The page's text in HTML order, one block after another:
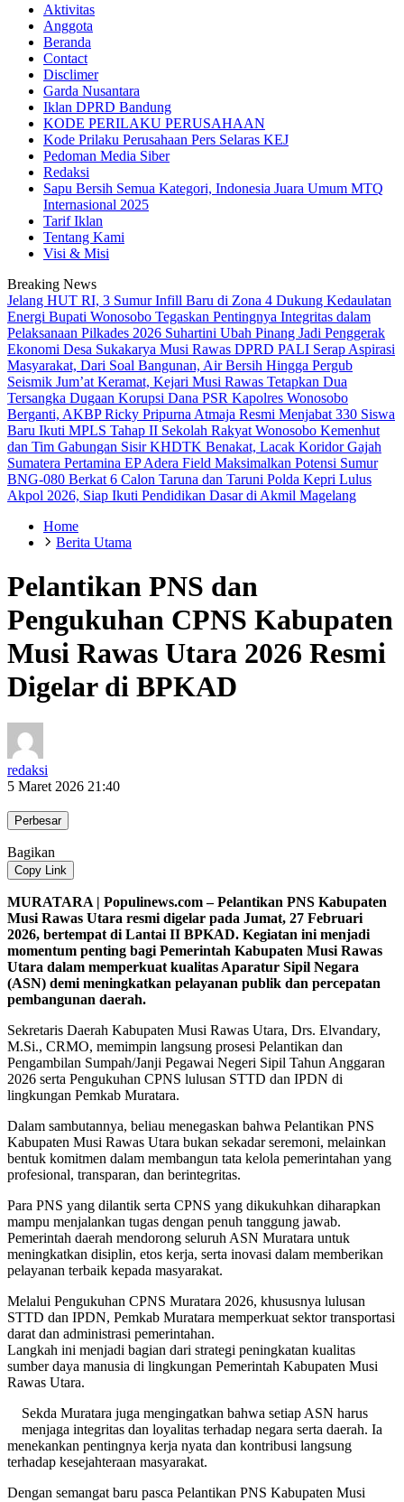
Aktivitas
Anggota
Beranda
Contact
Disclimer
Garda Nusantara
Iklan DPRD Bandung
KODE PERILAKU PERUSAHAAN
Kode Prilaku Perusahaan Pers Selaras KEJ
Pedoman Media Siber
Redaksi
Sapu Bersih Semua Kategori, Indonesia Juara Umum MTQ
Internasional 2025
Tarif Iklan
Tentang Kami
Visi & Misi
Breaking News
Jelang HUT RI, 3 Sumur Infill Baru di Zona 4 Dukung Kedaulatan
Energi Bupati Wonosobo Tegaskan Pentingnya Integritas dalam
Pelaksanaan Pilkades 2026 Suhartini Ubah Pinang Jadi Penggerak
Ekonomi Desa Sukakarya Musi Rawas DPRD PALI Serap Aspirasi
Masyarakat, Dari Soal Bangunan, Air Bersih Hingga Pergub
Seismik Jum’at Keramat, Kejari Musi Rawas Tetapkan Dua
Tersangka Dugaan Korupsi Dana PSR Kapolres Wonosobo
Berganti, AKBP Ricky Pripurna Atmaja Resmi Menjabat 330 Siswa
Baru Ikuti MPLS Tahap II Sekolah Rakyat Wonosobo Kemenhut
dan Tim Gabungan Sisir KHDTK Benakat, Lacak Koridor Gajah
Sumatera Pertamina EP Adera Field Maksimalkan Potensi Sumur
BNG-080 Berkat 6 Calon Taruna dan Taruni Polda Kepri Lulus
Akpol 2026, Siap Ikuti Pendidikan Dasar di Akmil Magelang
Home
Berita Utama
Pelantikan PNS dan
Pengukuhan CPNS Kabupaten
Musi Rawas Utara 2026 Resmi
Digelar di BPKAD
redaksi
5 Maret 2026 21:40
Perbesar
Bagikan
Copy Link
MURATARA | Populinews.com – Pelantikan PNS Kabupaten
Musi Rawas Utara resmi digelar pada Jumat, 27 Februari
2026, bertempat di Lantai II BPKAD. Kegiatan ini menjadi
momentum penting bagi Pemerintah Kabupaten Musi Rawas
Utara dalam memperkuat kualitas Aparatur Sipil Negara
(ASN) demi meningkatkan pelayanan publik dan percepatan
pembangunan daerah.
Sekretaris Daerah Kabupaten Musi Rawas Utara, Drs. Elvandary,
M.Si., CRMO, memimpin langsung prosesi Pelantikan dan
Pengambilan Sumpah/Janji Pegawai Negeri Sipil Tahun Anggaran
2026 serta Pengukuhan CPNS lulusan STTD dan IPDN di
lingkungan Pemkab Muratara.
Dalam sambutannya, beliau menegaskan bahwa Pelantikan PNS
Kabupaten Musi Rawas Utara bukan sekadar seremoni, melainkan
bentuk komitmen dalam membangun tata kelola pemerintahan yang
profesional, transparan, dan berintegritas.
Para PNS yang dilantik serta CPNS yang dikukuhkan diharapkan
mampu menjalankan tugas dengan penuh tanggung jawab.
Pemerintah daerah mendorong seluruh ASN Muratara untuk
meningkatkan disiplin, etos kerja, serta inovasi dalam memberikan
pelayanan terbaik kepada masyarakat.
Melalui Pengukuhan CPNS Muratara 2026, khususnya lulusan
STTD dan IPDN, Pemkab Muratara memperkuat sektor transportasi
darat dan administrasi pemerintahan.
Langkah ini menjadi bagian dari strategi peningkatan kualitas
sumber daya manusia di lingkungan Pemerintah Kabupaten Musi
Rawas Utara.
Sekda Muratara juga mengingatkan bahwa setiap ASN harus
menjaga integritas dan loyalitas terhadap negara serta daerah. Ia
menekankan pentingnya kerja nyata dan kontribusi langsung
terhadap kesejahteraan masyarakat.
Dengan semangat baru pasca Pelantikan PNS Kabupaten Musi